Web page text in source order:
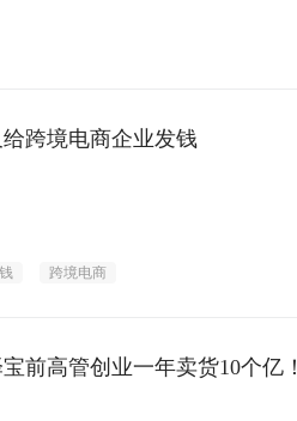
跨境电商企业发钱
跨境电商
前高管创业一年卖货10个亿！